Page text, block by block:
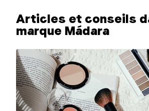
Articles et conseils
marque Mádara